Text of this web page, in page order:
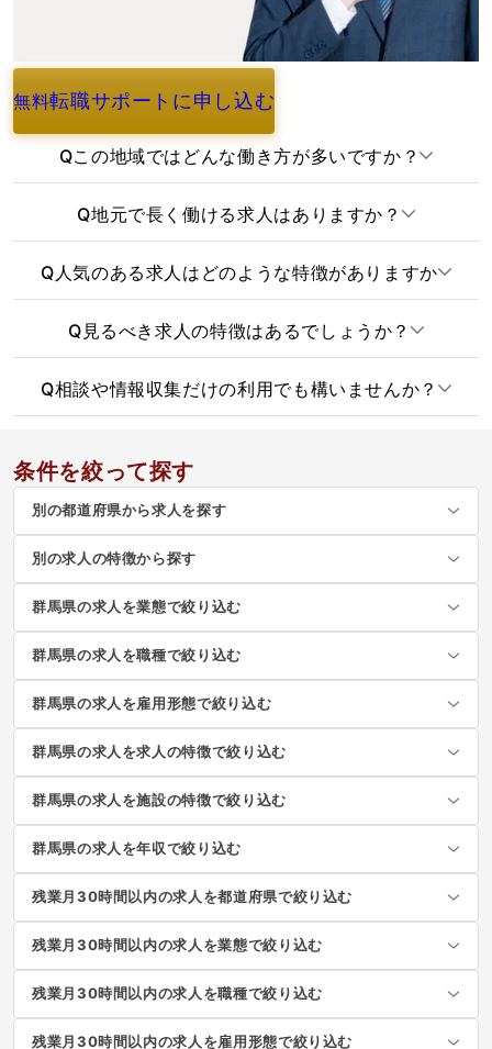
無料転職サポートに申し込む
よくあるご質問
Qこの地域ではどんな働き方が多いですか？
Q地元で長く働ける求人はありますか？
Q 人気のある求人はどのような特徴がありますか
Q 見るべき求人の特徴はあるでしょうか？
Q相談や情報収集だけの利用でも構いませんか？
条件を絞って探す
別の都道府県から求人を探す
別の求人の特徴から探す
群馬県の求人を業態で絞り込む
群馬県の求人を職種で絞り込む
群馬県の求人を雇用形態で絞り込む
群馬県の求人を求人の特徴で絞り込む
群馬県の求人を施設の特徴で絞り込む
群馬県の求人を年収で絞り込む
残業月30時間以内の求人を都道府県で絞り込む
残業月30時間以内の求人を業態で絞り込む
残業月30時間以内の求人を職種で絞り込む
残業月30時間以内の求人を雇用形態で絞り込む